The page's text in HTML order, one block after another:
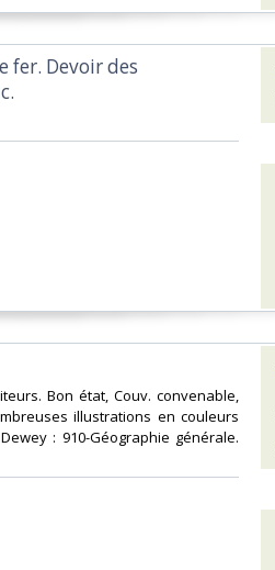
fer. Devoir des
Bon état, Couv. convenable,
illustrations en couleurs
: 910-Géographie générale.